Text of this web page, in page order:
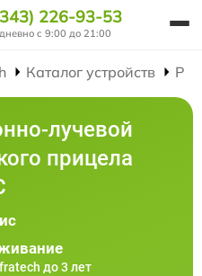
226-93-53
с 9:00 до 21:00
Каталог устройств
лучевой
прицела
до 3 лет